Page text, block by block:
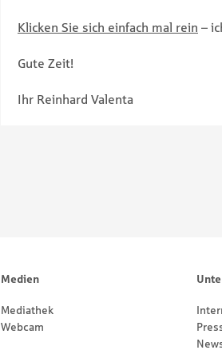
Klicken Sie sich einfach mal rein –
Gute Zeit!
Ihr Reinhard Valenta
Medien
Mediathek
Webcam